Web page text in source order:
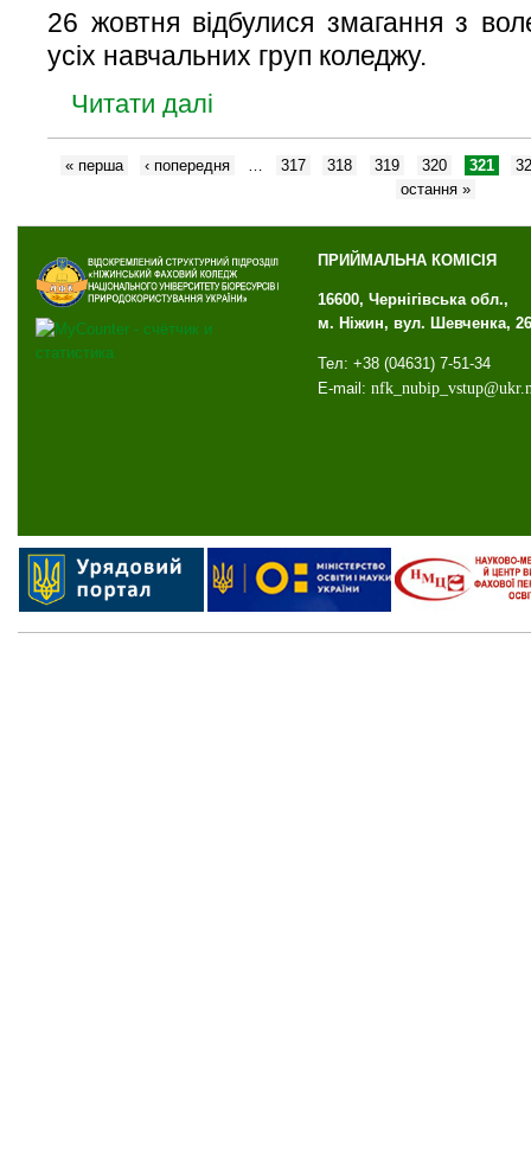
26 жовтня відбулися змагання з
усіх навчальних груп коледжу.
Читати далі
« перша ‹ попередня … 317 318 319 320 321
остання »
ПРИЙМАЛЬНА КОМІСІЯ
16600, Чернігівська обл.,
м. Ніжин, вул. Шевченка, 26
Тел: +38 (04631) 7-51-34
E-mail: nfk_ nubip_ vstup@ukr.